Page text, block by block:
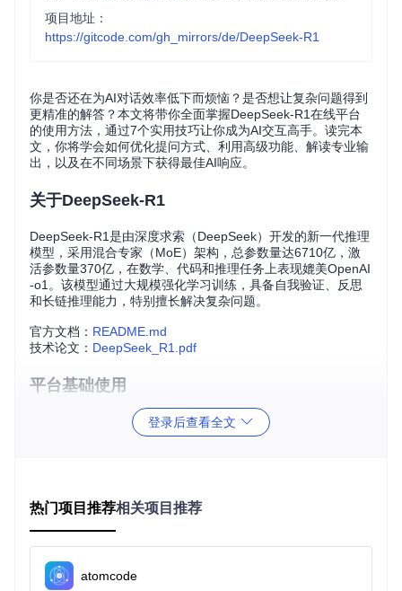
项目地址：
https://gitcode.com/gh_mirrors/de/DeepSeek-R1
你是否还在为AI对话效率低下而烦恼？是否想让复杂问题得到
更精准的解答？本文将带你全面掌握DeepSeek-R1在线平台
的使用方法，通过7个实用技巧让你成为AI交互高手。读完本
文，你将学会如何优化提问方式、利用高级功能、解读专业输
出，以及在不同场景下获得最佳AI响应。
关于DeepSeek-R1
DeepSeek-R1是由深度求索（DeepSeek）开发的新一代推理
模型，采用混合专家（MoE）架构，总参数量达6710亿，激
活参数量370亿，在数学、代码和推理任务上表现媲美OpenAI
-o1。该模型通过大规模强化学习训练，具备自我验证、反思
和长链推理能力，特别擅长解决复杂问题。
官方文档： README.md
技术论文： DeepSeek_R1.pdf
平台基础使用
访问chat.deepseek.com即可进入DeepSeek-R1在线体验平
台，无需注册即可开始使用。平台界面简洁直观，主要包含以
对话历史：显示之前的交互记录
图：DeepSeek-R1与其他主流模型在各项基准测试中的性能
登录后查看全文
热门项目推荐相关项目推荐
atomcode